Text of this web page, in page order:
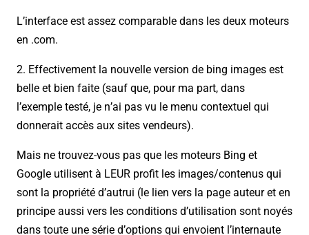
L’interface est assez comparable dans les deux moteurs
en .com.
2. Effectivement la nouvelle version de bing images est
belle et bien faite (sauf que, pour ma part, dans
l’exemple testé, je n’ai pas vu le menu contextuel qui
donnerait accès aux sites vendeurs).
Mais ne trouvez-vous pas que les moteurs Bing et
Google utilisent à LEUR profit les images/contenus qui
sont la propriété d’autrui (le lien vers la page auteur et en
principe aussi vers les conditions d’utilisation sont noyés
dans toute une série d’options qui envoient l’internaute